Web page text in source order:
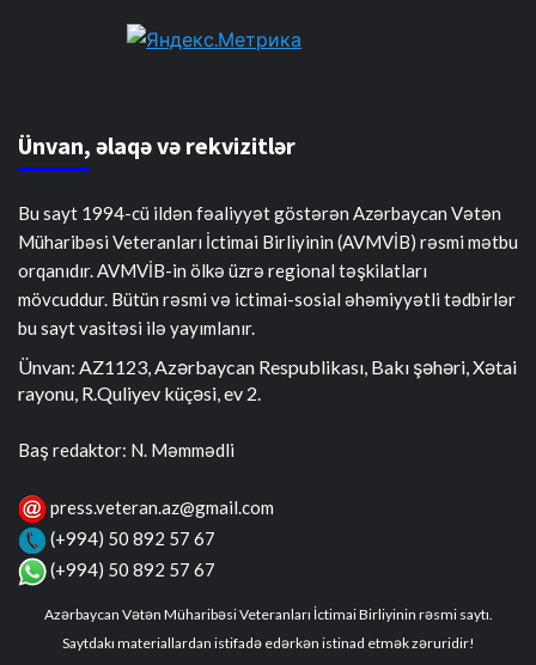
Ünvan, əlaqə və rekvizitlər
Bu sayt 1994-cü ildən fəaliyyət göstərən Azərbaycan Vətən
Müharibəsi Veteranları İctimai Birliyinin (AVMVİB) rəsmi mətbu
orqanıdır. AVMVİB-in ölkə üzrə regional təşkilatları
mövcuddur. Bütün rəsmi və ictimai-sosial əhəmiyyətli tədbirlər
bu sayt vasitəsi ilə yayımlanır.
Ünvan: AZ1123, Azərbaycan Respublikası, Bakı şəhəri, Xətai
rayonu, R.Quliyev küçəsi, ev 2.
Baş redaktor: N. Məmmədli
press.veteran.az@gmail.com
(+994) 50 892 57 67
(+994) 50 892 57 67
Azərbaycan Vətən Müharibəsi Veteranları İctimai Birliyinin rəsmi saytı.
Saytdakı materiallardan istifadə edərkən istinad etmək zəruridir!